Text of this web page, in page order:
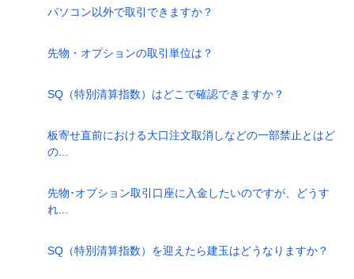
パソコン以外で取引できますか？
先物・オプションの取引単位は？
SQ（特別清算指数）はどこで確認できますか？
板寄せ直前における大口注文取消しなどの一部禁止とはど
の...
先物･オプション取引口座に入金したいのですが、どうす
れ...
SQ（特別清算指数）を迎えたら建玉はどうなりますか？